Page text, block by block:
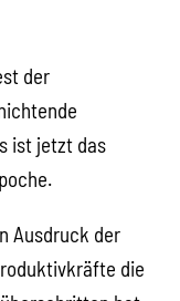
der
ist jetzt das
Ausdruck der
die